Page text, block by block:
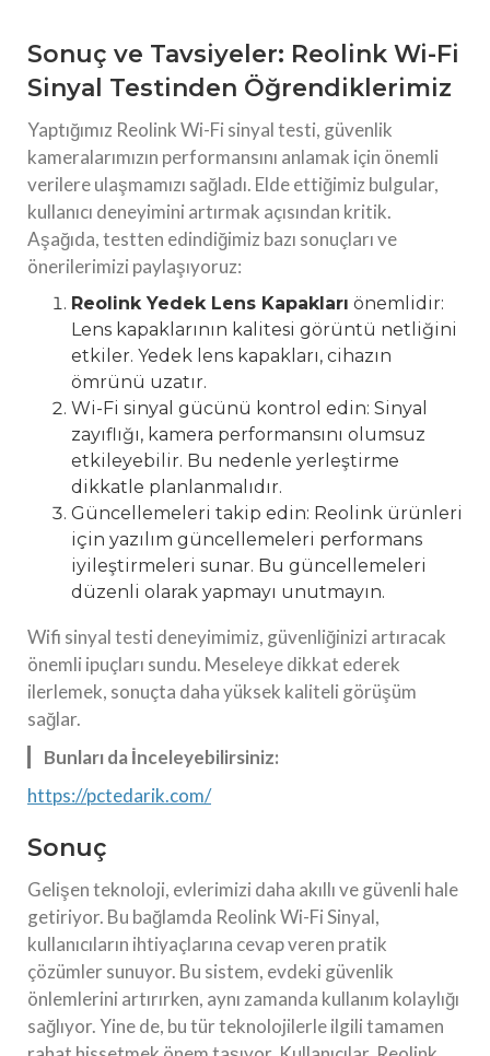
Sonuç ve Tavsiyeler: Reolink Wi-Fi
Sinyal Testinden Öğrendiklerimiz
Yaptığımız Reolink Wi-Fi sinyal testi, güvenlik
kameralarımızın performansını anlamak için önemli
verilere ulaşmamızı sağladı. Elde ettiğimiz bulgular,
kullanıcı deneyimini artırmak açısından kritik.
Aşağıda, testten edindiğimiz bazı sonuçları ve
önerilerimizi paylaşıyoruz:
Reolink Yedek Lens Kapakları önemlidir:
Lens kapaklarının kalitesi görüntü netliğini
etkiler. Yedek lens kapakları, cihazın
ömrünü uzatır.
Wi-Fi sinyal gücünü kontrol edin: Sinyal
zayıflığı, kamera performansını olumsuz
etkileyebilir. Bu nedenle yerleştirme
dikkatle planlanmalıdır.
Güncellemeleri takip edin: Reolink ürünleri
için yazılım güncellemeleri performans
iyileştirmeleri sunar. Bu güncellemeleri
düzenli olarak yapmayı unutmayın.
Wifi sinyal testi deneyimimiz, güvenliğinizi artıracak
önemli ipuçları sundu. Meseleye dikkat ederek
ilerlemek, sonuçta daha yüksek kaliteli görüşüm
sağlar.
Bunları da İnceleyebilirsiniz:
https://pctedarik.com/
Sonuç
Gelişen teknoloji, evlerimizi daha akıllı ve güvenli hale
getiriyor. Bu bağlamda Reolink Wi-Fi Sinyal,
kullanıcıların ihtiyaçlarına cevap veren pratik
çözümler sunuyor. Bu sistem, evdeki güvenlik
önlemlerini artırırken, aynı zamanda kullanım kolaylığı
sağlıyor. Yine de, bu tür teknolojilerle ilgili tamamen